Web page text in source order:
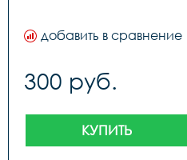
добавить в сравнение
300 руб.
КУПИТЬ